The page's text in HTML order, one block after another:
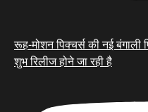
रूह-मोशन पिक्चर्स की नई बंगाली
शुभ रिलीज होने जा रही है